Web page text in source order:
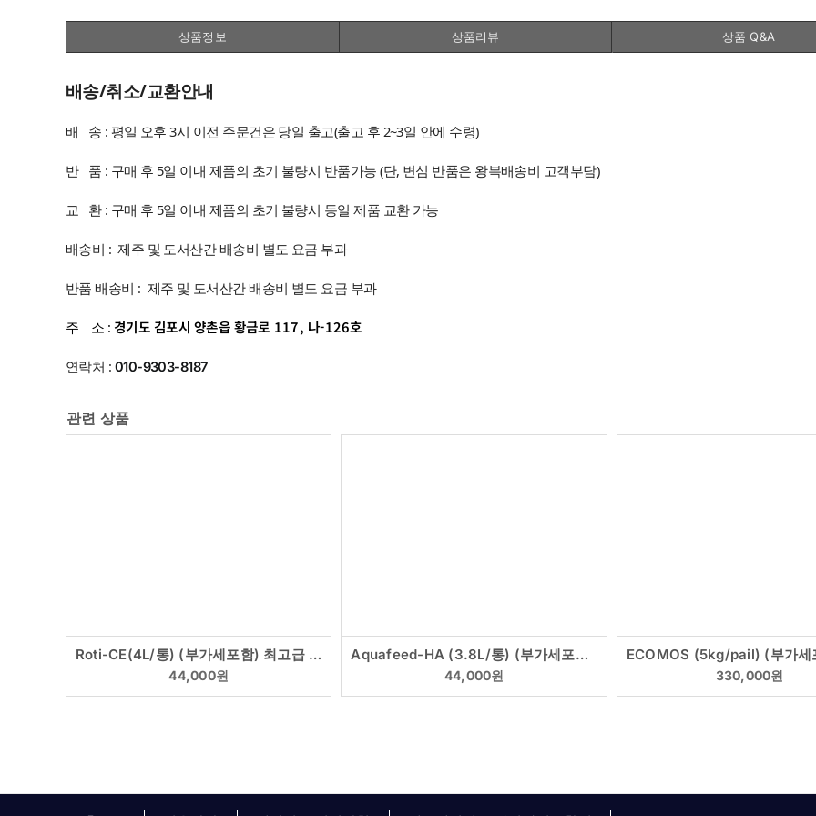
상품정보 상품리뷰 상품 Q&A
배송/취소/교환안내
배 송 : 평일 오후 3시 이전 주문건은 당일 출고(출고 후 2~3일 안에 수령)
반 품 : 구매 후 5일 이내 제품의 초기 불량시 반품가능 (단, 변심 반품은 왕복배송비 고객부담)
교 환 : 구매 후 5일 이내 제품의 초기 불량시 동일 제품 교환 가능
배송비 : 제주 및 도서산간 배송비 별도 요금 부과
반품 배송비 : 제주 및 도서산간 배송비 별도 요금 부과
주 소 : 경기도 김포시 양촌읍 황금로 117, 나-126호
연락처 : 010-9303-8187
관련 상품
Roti-CE(4L/통) (부가세포함) 최고급 로티퍼 영양강화
44,000원
Aquafeed-HA (3.8L/통) (부가세포함) 70여종 천연 종합미네랄 사료첨가용
44,000원 330,000원